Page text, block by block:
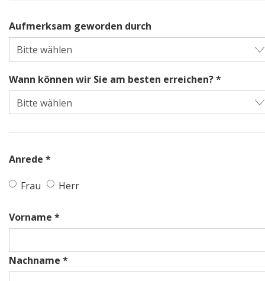
Aufmerksam geworden durch
Wann können wir Sie am besten erreichen? *
Anrede *
Frau Herr
Vorname *
Nachname *